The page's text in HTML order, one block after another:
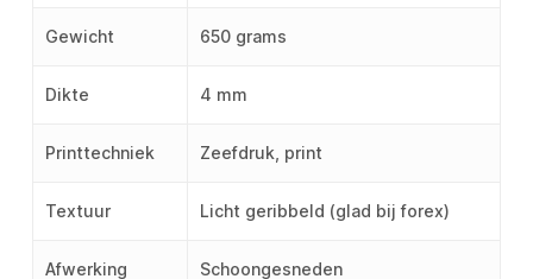
Gewicht 650 grams
Dikte 4 mm
Printtechniek Zeefdruk, print
Textuur Licht geribbeld (glad bij forex)
Afwerking Schoongesneden